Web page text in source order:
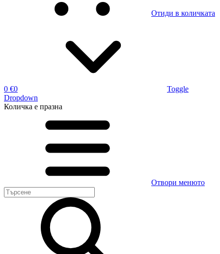
Отиди в количката
0 €0
Toggle
Dropdown
Количка е празна
Отвори менюто